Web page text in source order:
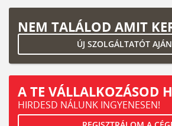
NEM TALÁLOD AMIT
ÚJ SZOLGÁLTATÓT
A TE VÁLLALKOZÁSOD
HIRDESD NÁLUNK INGYENESEN!